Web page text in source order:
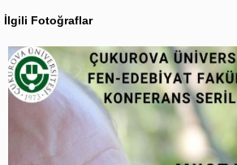
İlgili Fotoğraflar